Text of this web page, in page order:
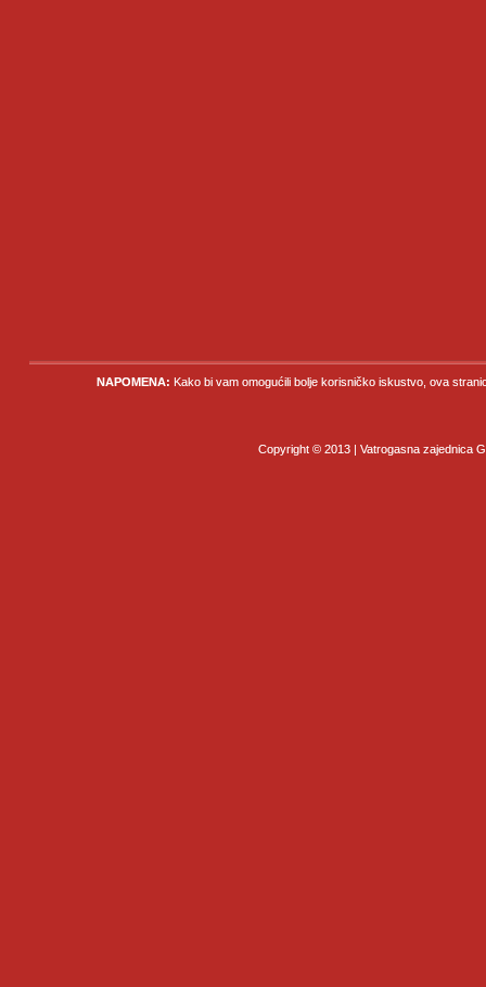
NAPOMENA: Kako bi vam omogućili bolje korisničko iskustvo, ova
Copyright © 2013 | Vatrogasna zajednica